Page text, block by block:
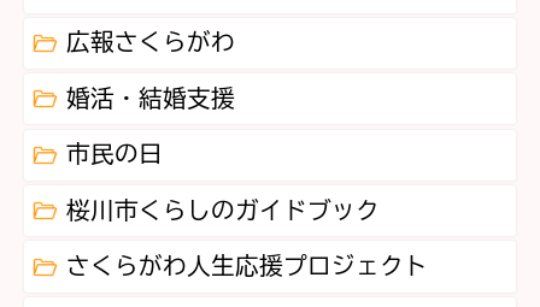
広報さくらがわ
婚活・結婚支援
市民の日
桜川市くらしのガイドブック
さくらがわ人生応援プロジェクト